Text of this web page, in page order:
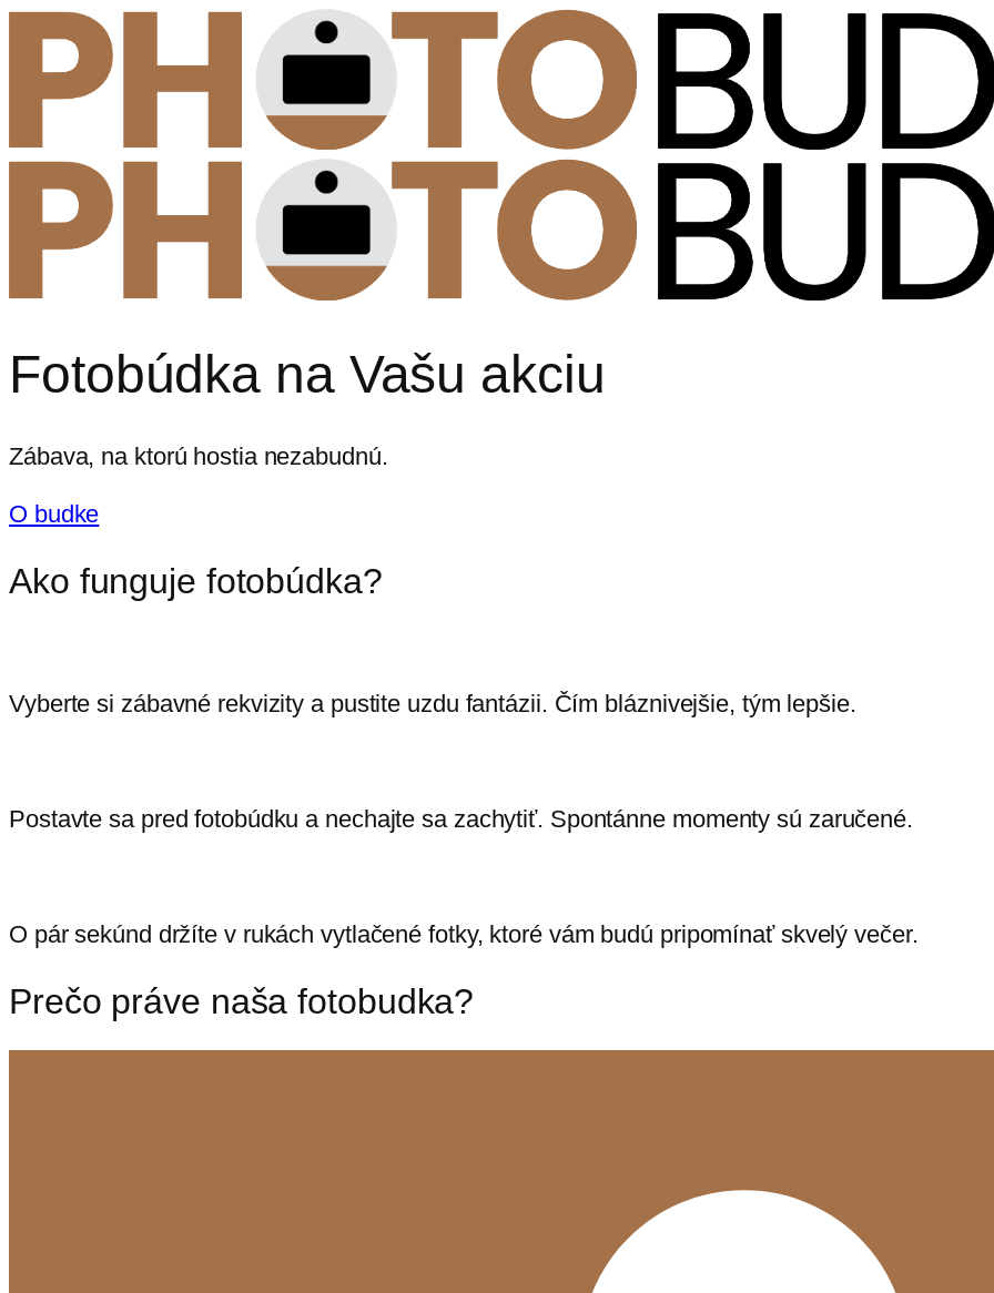
Fotobúdka na Vašu akciu
Zábava, na ktorú hostia nezabudnú.
O budke
Ako funguje fotobúdka?
Vyberte si zábavné rekvizity a pustite uzdu fantázii. Čím bláznivejšie, tým lepšie.
Postavte sa pred fotobúdku a nechajte sa zachytiť. Spontánne momenty sú zaručené.
O pár sekúnd držíte v rukách vytlačené fotky, ktoré vám budú pripomínať skvelý večer.
Prečo práve naša fotobudka?